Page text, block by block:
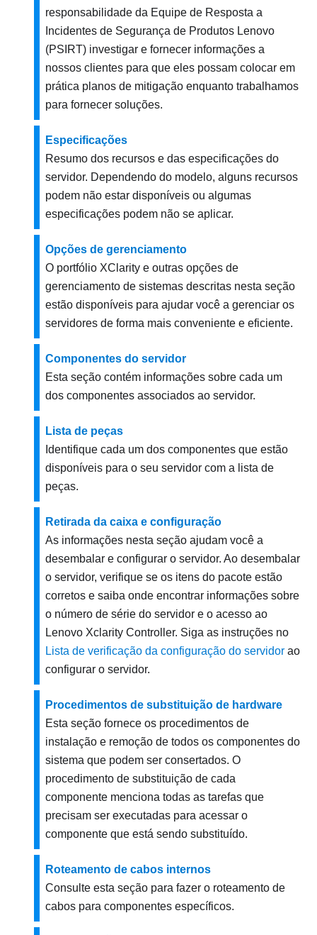
responsabilidade da Equipe de Resposta a
Incidentes de Segurança de Produtos Lenovo
(PSIRT) investigar e fornecer informações a
nossos clientes para que eles possam colocar em
prática planos de mitigação enquanto trabalhamos
para fornecer soluções.
Especificações
Resumo dos recursos e das especificações do
servidor. Dependendo do modelo, alguns recursos
podem não estar disponíveis ou algumas
especificações podem não se aplicar.
Opções de gerenciamento
O portfólio XClarity e outras opções de
gerenciamento de sistemas descritas nesta seção
estão disponíveis para ajudar você a gerenciar os
servidores de forma mais conveniente e eficiente.
Componentes do servidor
Esta seção contém informações sobre cada um
dos componentes associados ao servidor.
Lista de peças
Identifique cada um dos componentes que estão
disponíveis para o seu servidor com a lista de
peças.
Retirada da caixa e configuração
As informações nesta seção ajudam você a
desembalar e configurar o servidor. Ao desembalar
o servidor, verifique se os itens do pacote estão
corretos e saiba onde encontrar informações sobre
o número de série do servidor e o acesso ao
Lenovo Xclarity Controller. Siga as instruções no
Lista de verificação da configuração do servidor ao
configurar o servidor.
Procedimentos de substituição de hardware
Esta seção fornece os procedimentos de
instalação e remoção de todos os componentes do
sistema que podem ser consertados. O
procedimento de substituição de cada
componente menciona todas as tarefas que
precisam ser executadas para acessar o
componente que está sendo substituído.
Roteamento de cabos internos
Consulte esta seção para fazer o roteamento de
cabos para componentes específicos.